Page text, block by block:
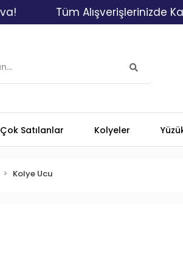
Tüm Alışverişlerinizde Kargo
Çok Satılanlar Kolyeler
Kolye Ucu